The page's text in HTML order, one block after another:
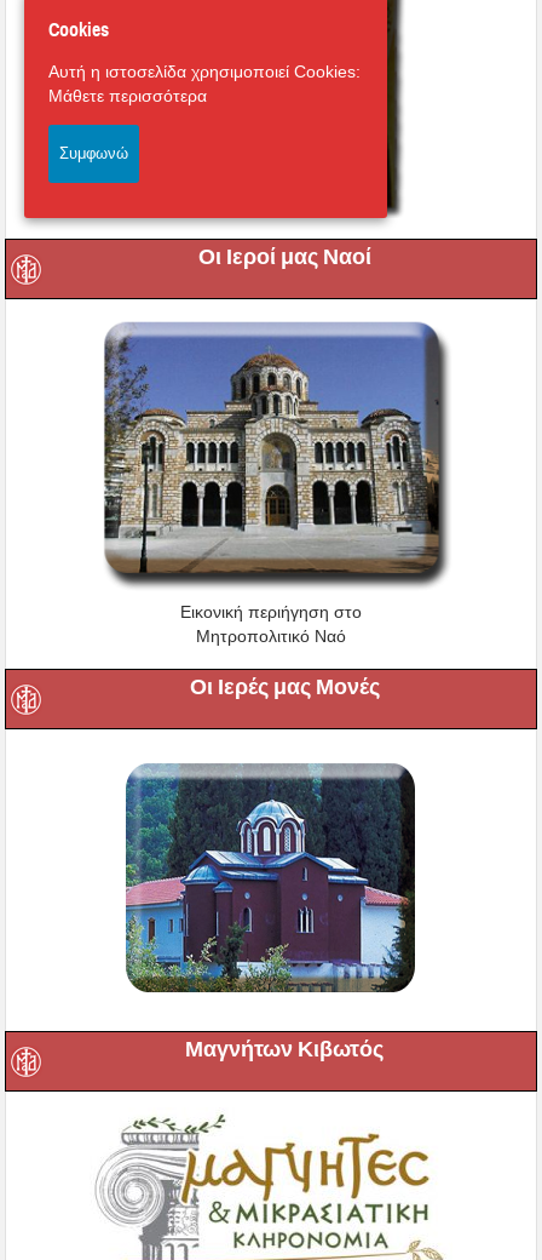
Οι Ιεροί μας Ναοί
Εικονική περιήγηση στο
Μητροπολιτικό Ναό
Οι Ιερές μας Μονές
Μαγνήτων Κιβωτός
Cookies
Αυτή η ιστοσελίδα χρησιμοποιεί Cookies:
Μάθετε περισσότερα
Συμφωνώ